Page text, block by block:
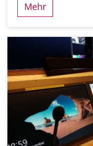
Mehr